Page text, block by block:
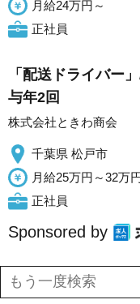
月給24万円～
正社員
「配送ドライバー
与年2回
株式会社ときわ商会
千葉県 松戸市
月給25万円～32万
正社員
Sponsored by